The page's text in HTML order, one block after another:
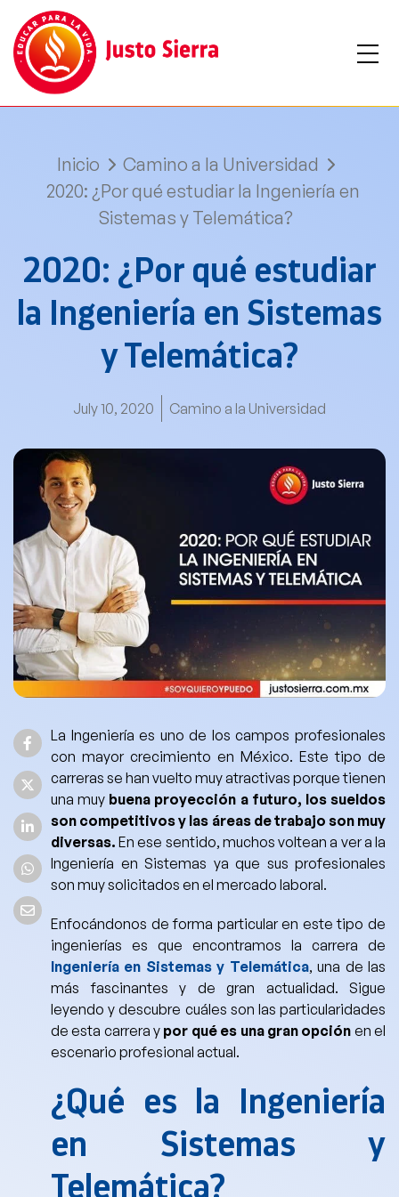
Inicio
Camino a la Universidad
2020: ¿Por qué estudiar la Ingeniería en
Sistemas y Telemática?
2020: ¿Por qué estudiar
la Ingeniería en Sistemas
y Telemática?
July 10, 2020 Camino a la Universidad
La Ingeniería es uno de los campos profesionales
con mayor crecimiento en México. Este tipo de
carreras se han vuelto muy atractivas porque tienen
una muy buena proyección a futuro, los sueldos
son competitivos y las áreas de trabajo son muy
diversas. En ese sentido, muchos voltean a ver a la
Ingeniería en Sistemas ya que sus profesionales
son muy solicitados en el mercado laboral.
Enfocándonos de forma particular en este tipo de
ingenierías es que encontramos la carrera de
Ingeniería en Sistemas y Telemática, una de las
más fascinantes y de gran actualidad. Sigue
leyendo y descubre cuáles son las particularidades
de esta carrera y por qué es una gran opción en el
escenario profesional actual.
¿Qué es la Ingeniería
en Sistemas y
Telemática?